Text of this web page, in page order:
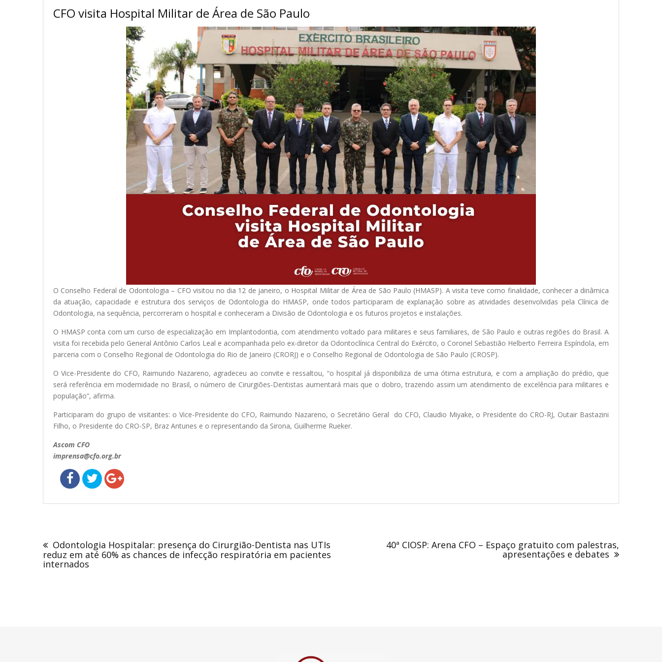
CFO visita Hospital Militar de Área de São Paulo
O Conselho Federal de Odontologia – CFO visitou no dia 12 de janeiro, o Hospital Militar de Área de São Paulo (HMASP). A visita teve como finalidade, conhecer a dinâmica
da atuação, capacidade e estrutura dos serviços de Odontologia do HMASP, onde todos participaram de explanação sobre as atividades desenvolvidas pela Clínica de
Odontologia, na sequência, percorreram o hospital e conheceram a Divisão de Odontologia e os futuros projetos e instalações.
O HMASP conta com um curso de especialização em Implantodontia, com atendimento voltado para militares e seus familiares, de São Paulo e outras regiões do Brasil. A
visita foi recebida pelo General Antônio Carlos Leal e acompanhada pelo ex-diretor da Odontoclínica Central do Exército, o Coronel Sebastião Helberto Ferreira Espíndola, em
parceria com o Conselho Regional de Odontologia do Rio de Janeiro (CRORJ) e o Conselho Regional de Odontologia de São Paulo (CROSP).
O Vice-Presidente do CFO, Raimundo Nazareno, agradeceu ao convite e ressaltou, “o hospital já disponibiliza de uma ótima estrutura, e com a ampliação do prédio, que
será referência em modernidade no Brasil, o número de Cirurgiões-Dentistas aumentará mais que o dobro, trazendo assim um atendimento de excelência para militares e
população”, afirma.
Participaram do grupo de visitantes: o Vice-Presidente do CFO, Raimundo Nazareno, o Secretário Geral do CFO, Claudio Miyake, o Presidente do CRO-RJ, Outair Bastazini
Filho, o Presidente do CRO-SP, Braz Antunes e o representando da Sirona, Guilherme Rueker.
Ascom CFO
imprensa@cfo.org.br
de
Post
Odontologia Hospitalar: presença do Cirurgião-Dentista nas UTIs
reduz em até 60% as chances de infecção respiratória em pacientes
internados
40ª CIOSP: Arena CFO – Espaço gratuito com palestras,
apresentações e debates